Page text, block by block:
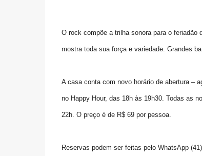
O rock compõe a trilha sonora para o feriadão
mostra toda sua força e variedade. Grandes
A casa conta com novo horário de abertura –
no Happy Hour, das 18h às 19h30. Todas as
22h. O preço é de R$ 69 por pessoa.
Reservas podem ser feitas pelo WhatsApp